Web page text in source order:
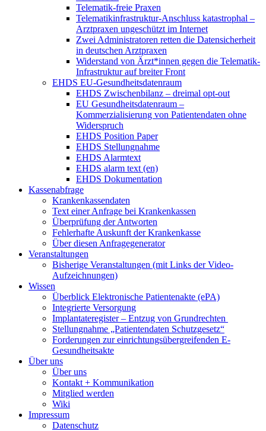
Telematik-freie Praxen
Telematikinfrastruktur-Anschluss katastrophal –
Arztpraxen ungeschützt im Internet
Zwei Administratoren retten die Datensicherheit
in deutschen Arztpraxen
Widerstand von Ärzt*innen gegen die Telematik-
Infrastruktur auf breiter Front
EHDS EU-Gesundheitsdatenraum
EHDS Zwischenbilanz – dreimal opt-out
EU Gesundheitsdatenraum –
Kommerzialisierung von Patientendaten ohne
Widerspruch
EHDS Position Paper
EHDS Stellungnahme
EHDS Alarmtext
EHDS alarm text (en)
EHDS Dokumentation
Kassenabfrage
Krankenkassendaten
Text einer Anfrage bei Krankenkassen
Überprüfung der Antworten
Fehlerhafte Auskunft der Krankenkasse
Über diesen Anfragegenerator
Veranstaltungen
Bisherige Veranstaltungen (mit Links der Video-
Aufzeichnungen)
Wissen
Überblick Elektronische Patientenakte (ePA)
Integrierte Versorgung
Implantateregister – Entzug von Grundrechten
Stellungnahme „Patientendaten Schutzgesetz“
Forderungen zur einrichtungsübergreifenden E-
Gesundheitsakte
Über uns
Über uns
Kontakt + Kommunikation
Mitglied werden
Wiki
Impressum
Datenschutz